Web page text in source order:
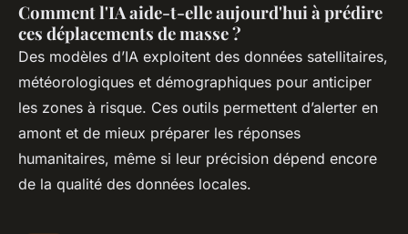
Comment l'IA aide-t-elle aujourd'hui à prédire
ces déplacements de masse ?
Des modèles d’IA exploitent des données satellitaires,
météorologiques et démographiques pour anticiper
les zones à risque. Ces outils permettent d’alerter en
amont et de mieux préparer les réponses
humanitaires, même si leur précision dépend encore
de la qualité des données locales.